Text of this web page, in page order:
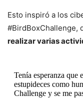
Esto inspiró a los
#BirdBoxChallenge,
realizar varias
Tenía esperanza que
estupideces como
Challenge y se me